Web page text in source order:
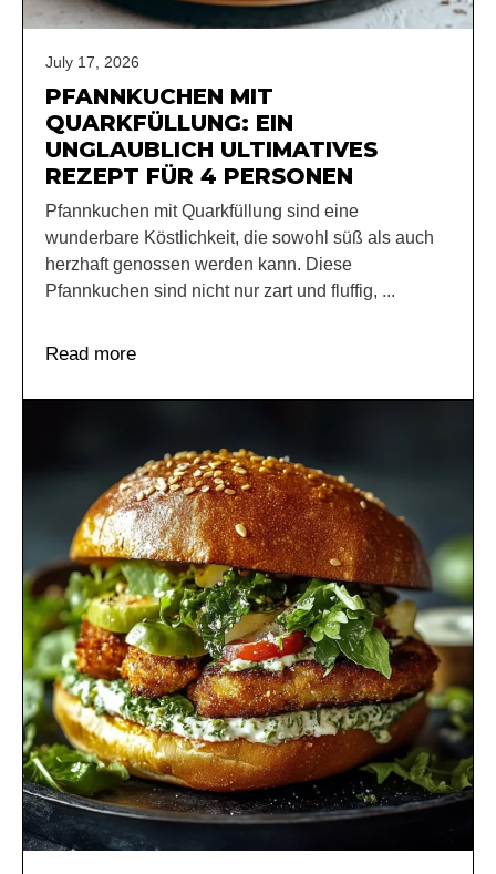
July 17, 2026
PFANNKUCHEN MIT
QUARKFÜLLUNG: EIN
UNGLAUBLICH ULTIMATIVES
REZEPT FÜR 4 PERSONEN
Pfannkuchen mit Quarkfüllung sind eine
wunderbare Köstlichkeit, die sowohl süß als auch
herzhaft genossen werden kann. Diese
Pfannkuchen sind nicht nur zart und fluffig, ...
Read more